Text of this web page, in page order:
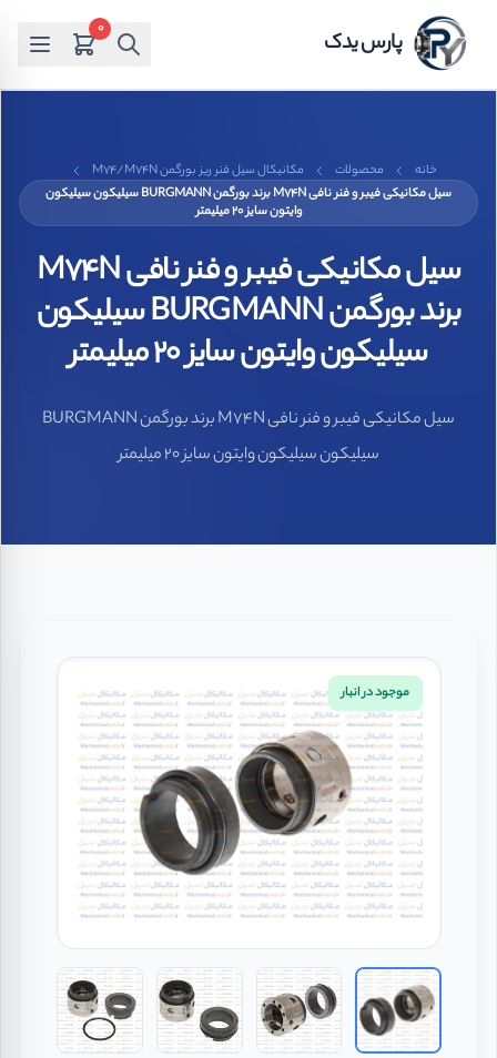
پارس یدک 0
خانه محصولات
مکانیکال سیل فنر ریز بورگمن M74/M74N
سیل مکانیکی فیبر و فنر نافی M74N برند بورگمن BURGMANN سیلیکون سیلیکون
وایتون سایز 20 میلیمتر
سیل مکانیکی فیبر و فنر نافی M74N
برند بورگمن BURGMANN سیلیکون
سیلیکون وایتون سایز 20 میلیمتر
سیل مکانیکی فیبر و فنر نافی M74N برند بورگمن BURGMANN
سیلیکون سیلیکون وایتون سایز 20 میلیمتر
موجود در انبار